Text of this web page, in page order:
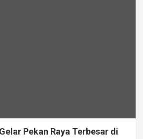
Pekan Raya Terbesar di